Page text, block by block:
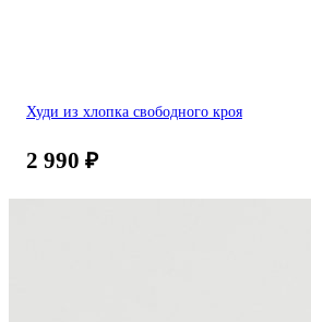
Худи из хлопка свободного кроя
2 990 ₽